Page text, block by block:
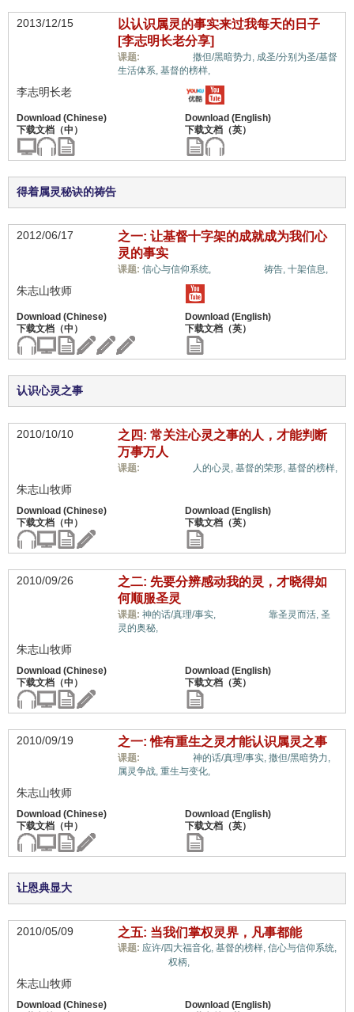
2013/12/15
以认识属灵的事实来过我每天的日子
[李志明长老分享]
课题: 撒但/黑暗势力, 成圣/分别为圣/基督
生活体系, 基督的榜样,
李志明长老
得着属灵秘诀的祷告
2012/06/17
之一: 让基督十字架的成就成为我们心
灵的事实
课题: 信心与信仰系统, 祷告, 十架信息,
朱志山牧师
认识心灵之事
2010/10/10
之四: 常关注心灵之事的人，才能判断
万事万人
课题: 人的心灵, 基督的荣形, 基督的榜样,
朱志山牧师
2010/09/26
之二: 先要分辨感动我的灵，才晓得如
何顺服圣灵
课题: 神的话/真理/事实, 靠圣灵而活, 圣
灵的奥秘,
朱志山牧师
2010/09/19 之一: 惟有重生之灵才能认识属灵之事
课题: 神的话/真理/事实, 撒但/黑暗势力,
属灵争战, 重生与变化,
朱志山牧师
让恩典显大
2010/05/09 之五: 当我们掌权灵界，凡事都能
课题: 应许/四大福音化, 基督的榜样, 信心与信仰系统,
权柄,
朱志山牧师